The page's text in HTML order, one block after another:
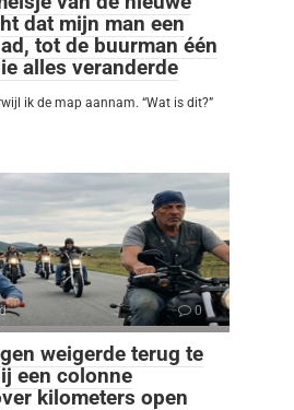
dat mijn man een
tot de buurman één
alles veranderde
ik de map aannam. “Wat is dit?”
0
weigerde terug te
een colonne
kilometers open